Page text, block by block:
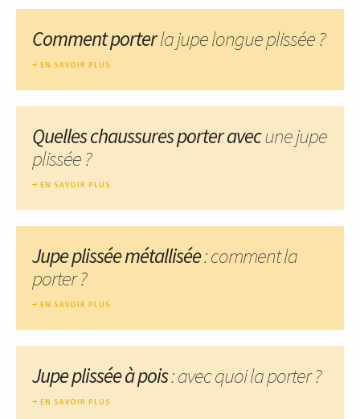
Comment porterla jupe longue plissée ?
EN SAVOIR PLUS
Quelles chaussures porter avecune jupe
plissée ?
EN SAVOIR PLUS
Jupe plissée métallisée: comment la
porter ?
EN SAVOIR PLUS
Jupe plissée à pois: avec quoi la porter ?
EN SAVOIR PLUS